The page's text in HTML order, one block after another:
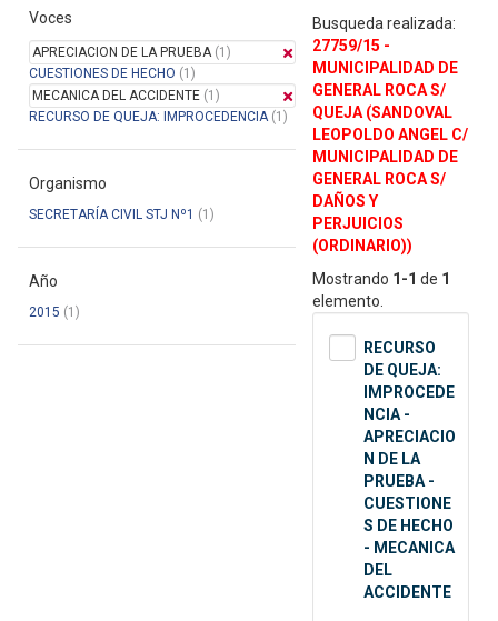
Manual del Usuario
Voces
APRECIACION DE LA PRUEBA(1)
CUESTIONES DE HECHO (1)
MECANICA DEL ACCIDENTE (1)
RECURSO DE QUEJA: IMPROCEDENCIA(1)
Organismo
SECRETARÍA CIVIL STJ Nº1 (1)
Año
2015 (1)
Busqueda realizada:
27759/15 -
MUNICIPALIDAD DE
GENERAL ROCA S/
QUEJA (SANDOVAL
LEOPOLDO ANGEL C/
MUNICIPALIDAD DE
GENERAL ROCA S/
DAÑOS Y
PERJUICIOS
(ORDINARIO))
Mostrando 1-1 de 1
elemento.
RECURSO
DE QUEJA:
IMPROCEDE
NCIA -
APRECIACIO
N DE LA
PRUEBA -
CUESTIONE
S DE HECHO
- MECANICA
DEL
ACCIDENTE